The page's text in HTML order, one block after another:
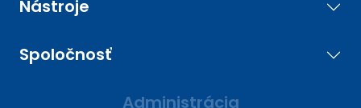
Nástroje
Spoločnosť
Administrácia